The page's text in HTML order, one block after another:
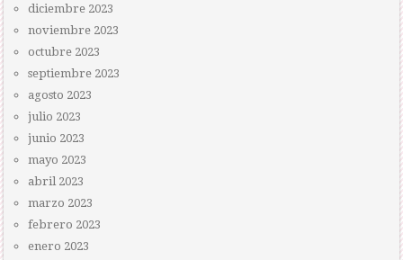
diciembre 2023
noviembre 2023
octubre 2023
septiembre 2023
agosto 2023
julio 2023
junio 2023
mayo 2023
abril 2023
marzo 2023
febrero 2023
enero 2023